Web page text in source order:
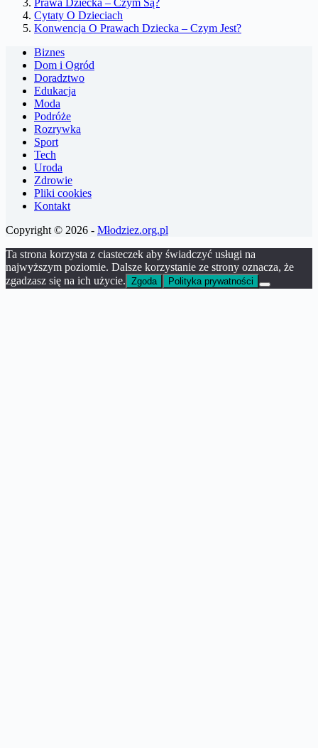
Prawa Dziecka – Czym Są?
Cytaty O Dzieciach
Konwencja O Prawach Dziecka – Czym Jest?
Biznes
Dom i Ogród
Doradztwo
Edukacja
Moda
Podróże
Rozrywka
Sport
Tech
Uroda
Zdrowie
Pliki cookies
Kontakt
Copyright © 2026 - Młodziez.org.pl
Ta strona korzysta z ciasteczek aby świadczyć usługi na
najwyższym poziomie. Dalsze korzystanie ze strony oznacza, że
zgadzasz się na ich użycie. Zgoda Polityka prywatności